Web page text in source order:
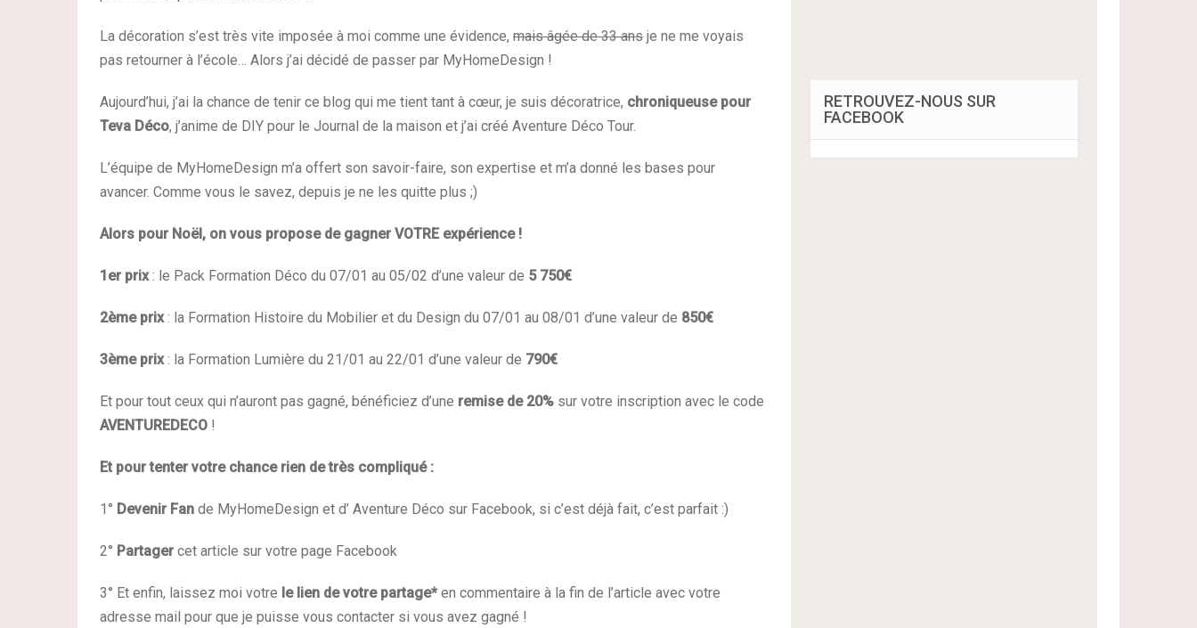
La décoration s’est très vite imposée à moi comme une évidence, mais âgée de 33 ans je ne me voyais
pas retourner à l’école… Alors j’ai décidé de passer par MyHomeDesign !
Aujourd’hui, j’ai la chance de tenir ce blog qui me tient tant à cœur, je suis décoratrice, chroniqueuse pour
Teva Déco, j’anime de DIY pour le Journal de la maison et j’ai créé Aventure Déco Tour.
L’équipe de MyHomeDesign m’a offert son savoir-faire, son expertise et m’a donné les bases pour
avancer. Comme vous le savez, depuis je ne les quitte plus ;)
Alors pour Noël, on vous propose de gagner VOTRE expérience !
1er prix: le Pack Formation Déco du 07/01 au 05/02 d’une valeur de 5 750€
2ème prix: la Formation Histoire du Mobilier et du Design du 07/01 au 08/01 d’une valeur de 850€
3ème prix : la Formation Lumière du 21/01 au 22/01 d’une valeur de 790€
Et pour tout ceux qui n’auront pas gagné, bénéficiez d’une remise de 20% sur votre inscription avec le code
AVENTUREDECO !
Et pour tenter votre chance rien de très compliqué :
1° Devenir Fan de MyHomeDesign et d’ Aventure Déco sur Facebook, si c’est déjà fait, c’est parfait :)
2° Partager cet article sur votre page Facebook
3° Et enfin, laissez moi votre le lien de votre partage*en commentaire à la fin de l’article avec votre
adresse mail pour que je puisse vous contacter si vous avez gagné !
RETROUVEZ-NOUS SUR
FACEBOOK